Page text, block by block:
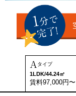
A タイプ
1LDK/44.24㎡
賃料97,000円〜